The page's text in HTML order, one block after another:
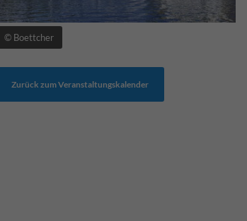
© Boettcher
Zurück zum Veranstaltungskalender